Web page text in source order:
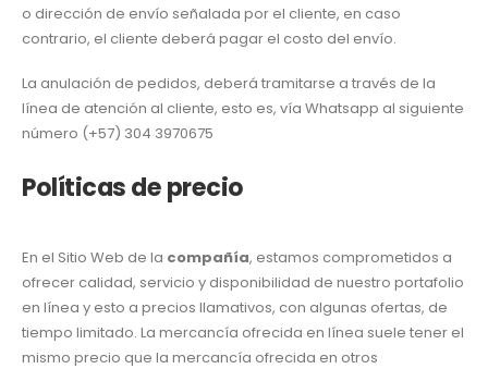
o dirección de envío señalada por el cliente, en caso
contrario, el cliente deberá pagar el costo del envío.
La anulación de pedidos, deberá tramitarse a través de la
línea de atención al cliente, esto es, vía Whatsapp al siguiente
número (+57) 304 3970675
Políticas de precio
En el Sitio Web de la compañía, estamos comprometidos a
ofrecer calidad, servicio y disponibilidad de nuestro portafolio
en línea y esto a precios llamativos, con algunas ofertas, de
tiempo limitado. La mercancía ofrecida en línea suele tener el
mismo precio que la mercancía ofrecida en otros